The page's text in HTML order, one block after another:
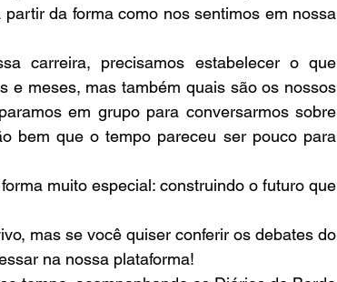
da forma como nos sentimos em nossa
carreira, precisamos estabelecer o que
e meses, mas também quais são os nossos
em grupo para conversarmos sobre
bem que o tempo pareceu ser pouco para
muito especial: construindo o futuro que
mas se você quiser conferir os debates do
na nossa plataforma!